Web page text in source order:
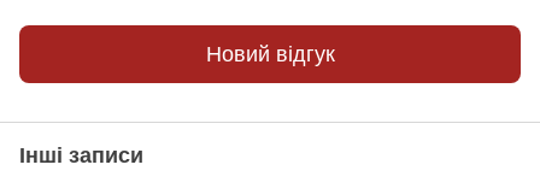
Новий відгук
Інші записи